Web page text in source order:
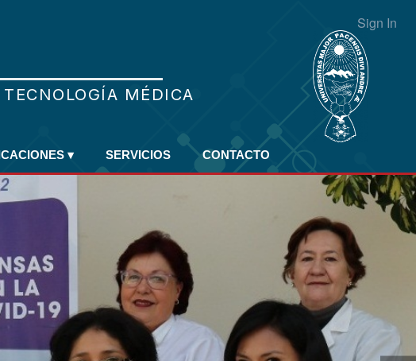
Sign In
▾ SERVICIOS CONTACTO